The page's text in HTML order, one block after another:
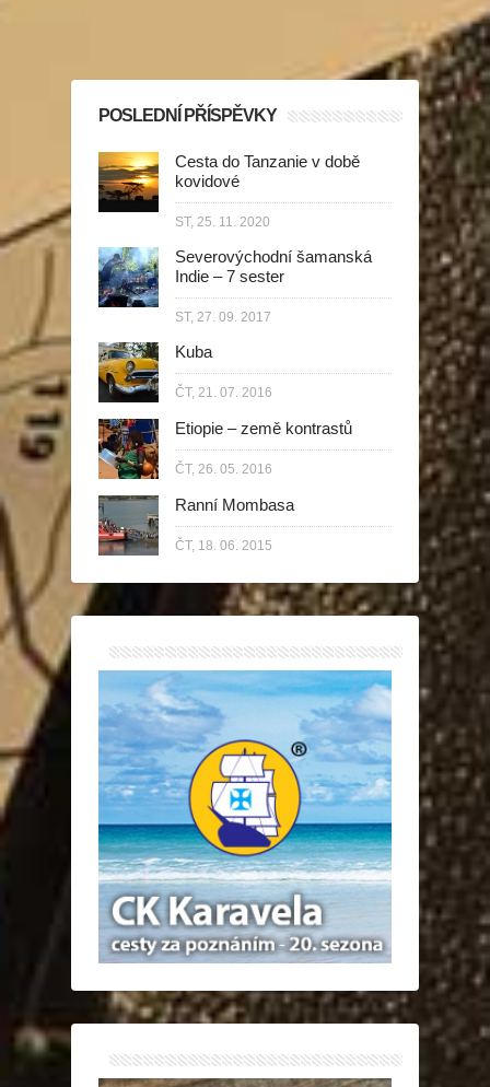
POSLEDNÍ PŘÍSPĚVKY
Cesta do Tanzanie v době
kovidové
ST, 25. 11. 2020
Severovýchodní šamanská
Indie – 7 sester
ST, 27. 09. 2017
Kuba
ČT, 21. 07. 2016
Etiopie – země kontrastů
ČT, 26. 05. 2016
Ranní Mombasa
ČT, 18. 06. 2015